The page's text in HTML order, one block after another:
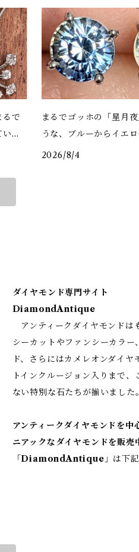
るで
る
まるでゴッホの「星月
うな、ブルーからイエ
彩が印象的
2026/8/4
ダイヤモンド専門サイト
DiamondAntique
アンティークダイヤモンドは
シーカットやファンシーカラー
ド、さらにはカメレオンダイヤ
トインクルージョン入りまで、
ない特別な石たちが揃いました。
アンティークダイヤモンドを中
ニアックなダイヤモンドを販売
「DiamondAntique 」は下